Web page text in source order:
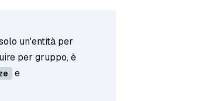
un'entità per
per gruppo, è
e